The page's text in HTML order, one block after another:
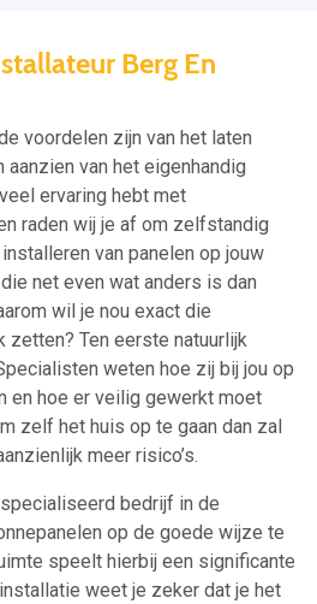
Berg En
voordelen zijn van het laten
aanzien van het eigenhandig
ervaring hebt met
raden wij je af om zelfstandig
van panelen op jouw
net even wat anders is dan
wil je nou exact die
zetten? Ten eerste natuurlijk
weten hoe zij bij jou op
en hoe er veilig gewerkt moet
zelf het huis op te gaan dan zal
meer risico’s.
bedrijf in de
op de goede wijze te
speelt hierbij een significante
weet je zeker dat je het